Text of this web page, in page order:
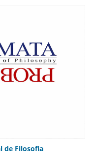
de Filosofia